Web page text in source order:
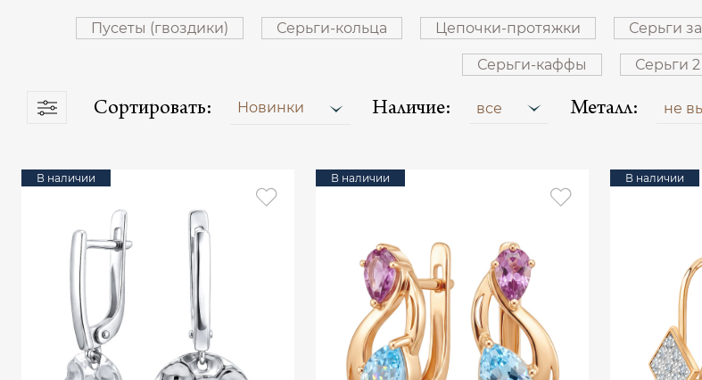
Пусеты (гвоздики) Серьги-кольца Цепочки-протяжки Серьги
Серьги-каффы Серьги 2
Сортировать: Новинки Наличие: все Металл: не
В наличии В наличии В наличии